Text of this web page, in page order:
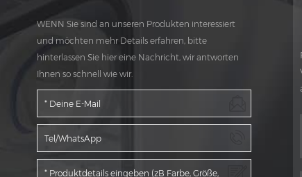
WENN Sie sind an unseren Produkten interessiert
und möchten mehr Details erfahren, bitte
hinterlassen Sie hier eine Nachricht, wir antworten
Ihnen so schnell wie wir.